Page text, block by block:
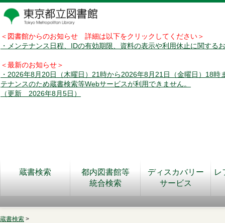
＜図書館からのお知らせ 詳細は以下をクリックしてください＞
・メンテナンス日程、IDの有効期限、資料の表示や利用休止に関する
＜最新のお知らせ＞
・2026年8月20日（木曜日）21時から2026年8月21日（金曜日）18時
テナンスのため蔵書検索等Webサービスが利用できません。
（更新 2026年8月5日）
蔵書検索
都内図書館等
統合検索
ディスカバリー
サービス
レ
蔵書検索 >